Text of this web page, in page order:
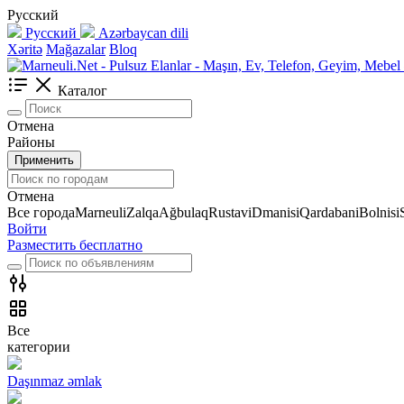
Русский
Русский
Azərbaycan dili
Xəritə Mağazalar Bloq
Каталог
Отмена
Районы
Применить
Отмена
Все городаMarneuliZalqaAğbulaqRustaviDmanisiQardabaniBolnisi
Войти
Разместить бесплатно
Все
категории
Daşınmaz əmlak